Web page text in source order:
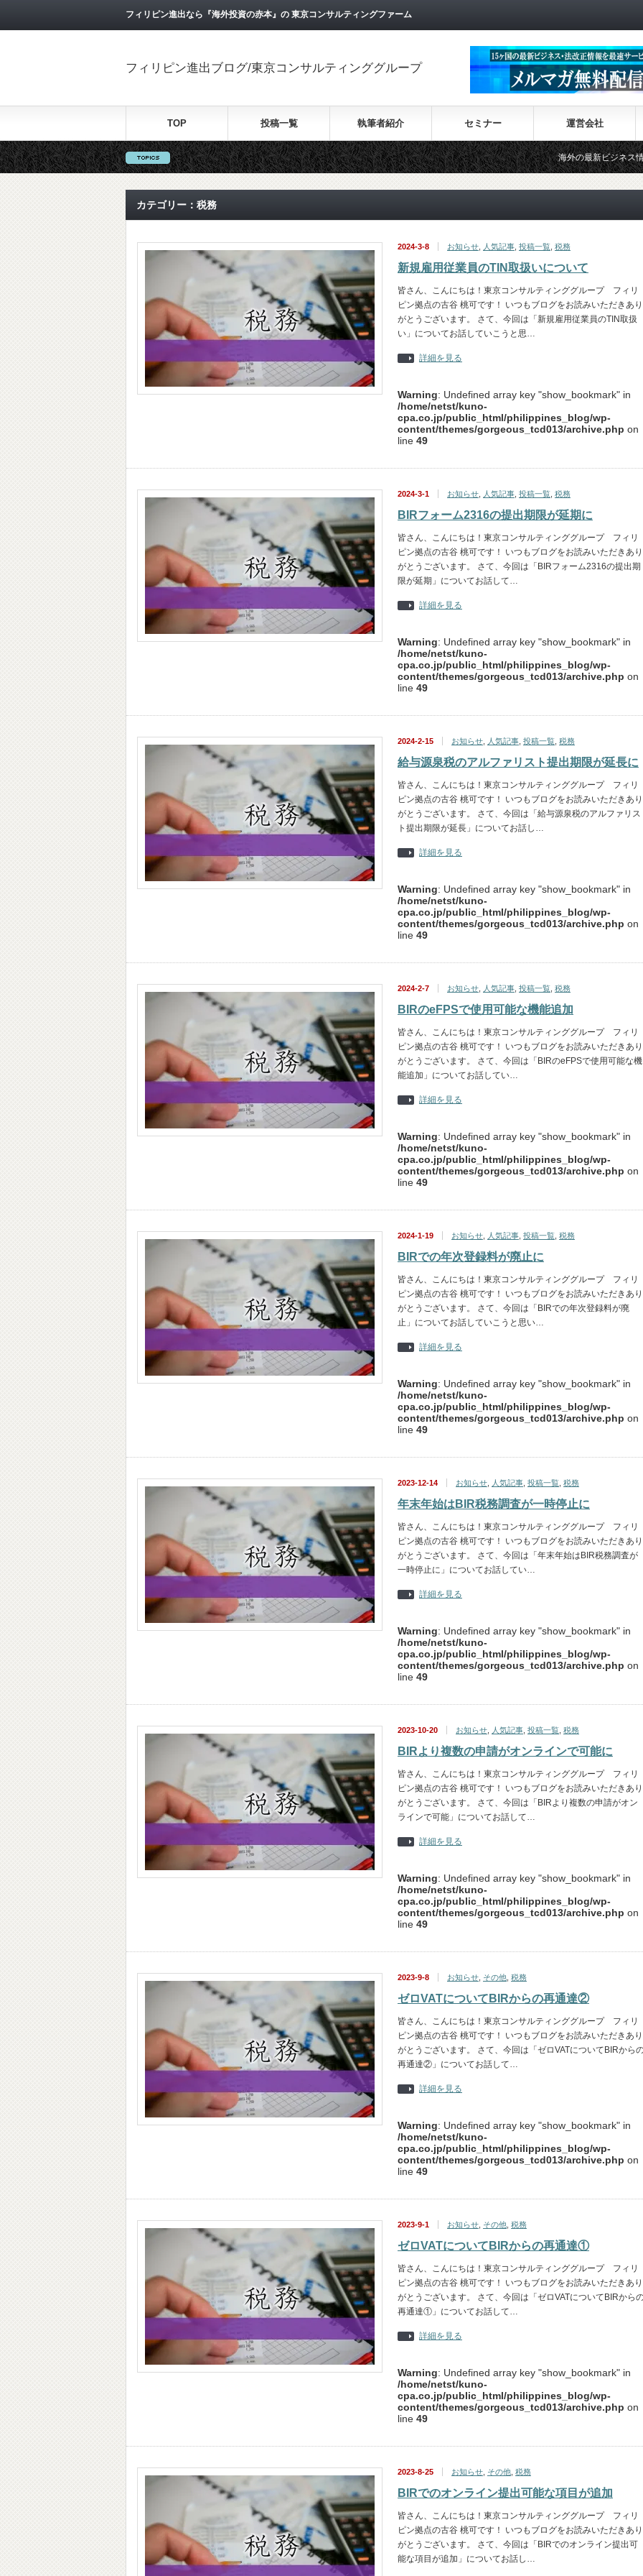
フィリピン進出なら『海外投資の赤本』の 東京コンサルティングファーム
フィリピン進出ブログ/東京コンサルティンググループ
TOP 投稿一覧 執筆者紹介 セミナー 運営会社
海外の最新ビジネス情報を集めた情
カテゴリー：税務
2024-3-8 お知らせ 人気記事 投稿一覧 税務
新規雇用従業員のTIN取扱いについて
皆さん、こんにちは！東京コンサルティンググループ フィリ
ピン拠点の古谷 桃可です！ いつもブログをお読みいただきあり
がとうございます。 さて、今回は「新規雇用従業員のTIN取扱
い」についてお話していこうと思…
詳細を見る
Warning: Undefined array key "show_bookmark" in
/home/netst/kuno-
cpa.co.jp/public_html/philippines_blog/wp-
content/themes/gorgeous_tcd013/archive.php on
line 49
2024-3-1 お知らせ 人気記事 投稿一覧 税務
BIRフォーム2316の提出期限が延期に
皆さん、こんにちは！東京コンサルティンググループ フィリ
ピン拠点の古谷 桃可です！ いつもブログをお読みいただきあり
がとうございます。 さて、今回は「BIRフォーム2316の提出期
限が延期」についてお話して…
詳細を見る
Warning: Undefined array key "show_bookmark" in
/home/netst/kuno-
cpa.co.jp/public_html/philippines_blog/wp-
content/themes/gorgeous_tcd013/archive.php on
line 49
2024-2-15 お知らせ 人気記事 投稿一覧 税務
給与源泉税のアルファリスト提出期限が延長に
皆さん、こんにちは！東京コンサルティンググループ フィリ
ピン拠点の古谷 桃可です！ いつもブログをお読みいただきあり
がとうございます。 さて、今回は「給与源泉税のアルファリス
ト提出期限が延長」についてお話し…
詳細を見る
Warning: Undefined array key "show_bookmark" in
/home/netst/kuno-
cpa.co.jp/public_html/philippines_blog/wp-
content/themes/gorgeous_tcd013/archive.php on
line 49
2024-2-7 お知らせ 人気記事 投稿一覧 税務
BIRのeFPSで使用可能な機能追加
皆さん、こんにちは！東京コンサルティンググループ フィリ
ピン拠点の古谷 桃可です！ いつもブログをお読みいただきあり
がとうございます。 さて、今回は「BIRのeFPSで使用可能な機
能追加」についてお話してい…
詳細を見る
Warning: Undefined array key "show_bookmark" in
/home/netst/kuno-
cpa.co.jp/public_html/philippines_blog/wp-
content/themes/gorgeous_tcd013/archive.php on
line 49
2024-1-19 お知らせ 人気記事 投稿一覧 税務
BIRでの年次登録料が廃止に
皆さん、こんにちは！東京コンサルティンググループ フィリ
ピン拠点の古谷 桃可です！ いつもブログをお読みいただきあり
がとうございます。 さて、今回は「BIRでの年次登録料が廃
止」についてお話していこうと思い…
詳細を見る
Warning: Undefined array key "show_bookmark" in
/home/netst/kuno-
cpa.co.jp/public_html/philippines_blog/wp-
content/themes/gorgeous_tcd013/archive.php on
line 49
2023-12-14 お知らせ 人気記事 投稿一覧 税務
年末年始はBIR税務調査が一時停止に
皆さん、こんにちは！東京コンサルティンググループ フィリ
ピン拠点の古谷 桃可です！ いつもブログをお読みいただきあり
がとうございます。 さて、今回は「年末年始はBIR税務調査が
一時停止に」についてお話してい…
詳細を見る
Warning: Undefined array key "show_bookmark" in
/home/netst/kuno-
cpa.co.jp/public_html/philippines_blog/wp-
content/themes/gorgeous_tcd013/archive.php on
line 49
2023-10-20 お知らせ 人気記事 投稿一覧 税務
BIRより複数の申請がオンラインで可能に
皆さん、こんにちは！東京コンサルティンググループ フィリ
ピン拠点の古谷 桃可です！ いつもブログをお読みいただきあり
がとうございます。 さて、今回は「BIRより複数の申請がオン
ラインで可能」についてお話して…
詳細を見る
Warning: Undefined array key "show_bookmark" in
/home/netst/kuno-
cpa.co.jp/public_html/philippines_blog/wp-
content/themes/gorgeous_tcd013/archive.php on
line 49
2023-9-8 お知らせ その他 税務
ゼロVATについてBIRからの再通達②
皆さん、こんにちは！東京コンサルティンググループ フィリ
ピン拠点の古谷 桃可です！ いつもブログをお読みいただきあり
がとうございます。 さて、今回は「ゼロVATについてBIRから
再通達②」についてお話して…
詳細を見る
Warning: Undefined array key "show_bookmark" in
/home/netst/kuno-
cpa.co.jp/public_html/philippines_blog/wp-
content/themes/gorgeous_tcd013/archive.php on
line 49
2023-9-1 お知らせ その他 税務
ゼロVATについてBIRからの再通達①
皆さん、こんにちは！東京コンサルティンググループ フィリ
ピン拠点の古谷 桃可です！ いつもブログをお読みいただきあり
がとうございます。 さて、今回は「ゼロVATについてBIRから
再通達①」についてお話して…
詳細を見る
Warning: Undefined array key "show_bookmark" in
/home/netst/kuno-
cpa.co.jp/public_html/philippines_blog/wp-
content/themes/gorgeous_tcd013/archive.php on
line 49
2023-8-25 お知らせ その他 税務
BIRでのオンライン提出可能な項目が追加
皆さん、こんにちは！東京コンサルティンググループ フィリ
ピン拠点の古谷 桃可です！ いつもブログをお読みいただきあり
がとうございます。 さて、今回は「BIRでのオンライン提出可
能な項目が追加」についてお話し…